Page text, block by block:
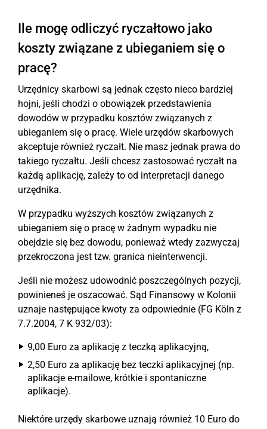
Ile mogę odliczyć ryczałtowo jako
koszty związane z ubieganiem się o
pracę?
Urzędnicy skarbowi są jednak często nieco bardziej
hojni, jeśli chodzi o obowiązek przedstawienia
dowodów w przypadku kosztów związanych z
ubieganiem się o pracę. Wiele urzędów skarbowych
akceptuje również ryczałt. Nie masz jednak prawa do
takiego ryczałtu. Jeśli chcesz zastosować ryczałt na
każdą aplikację, zależy to od interpretacji danego
urzędnika.
W przypadku wyższych kosztów związanych z
ubieganiem się o pracę w żadnym wypadku nie
obejdzie się bez dowodu, ponieważ wtedy zazwyczaj
przekroczona jest tzw. granica nieinterwencji.
Jeśli nie możesz udowodnić poszczególnych pozycji,
powinieneś je oszacować. Sąd Finansowy w Kolonii
uznaje następujące kwoty za odpowiednie (FG Köln z
7.7.2004, 7 K 932/03):
9,00 Euro za aplikację z teczką aplikacyjną,
2,50 Euro za aplikację bez teczki aplikacyjnej (np.
aplikacje e-mailowe, krótkie i spontaniczne
aplikacje).
Niektóre urzędy skarbowe uznają również 10 Euro do